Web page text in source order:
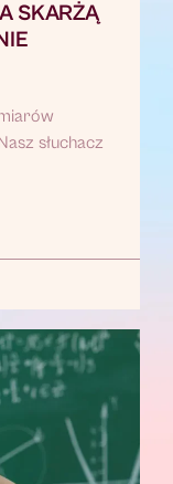
SKARŻĄ
słuchacz